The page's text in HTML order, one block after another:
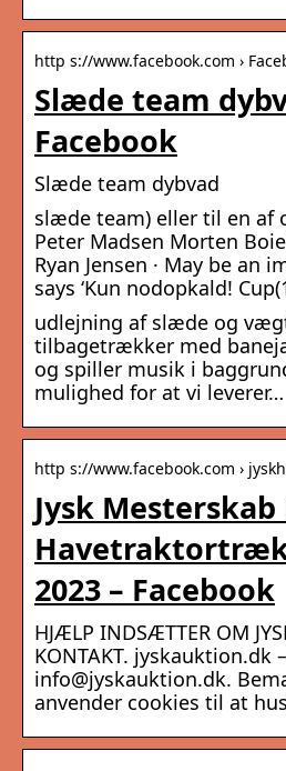
http s://www.facebook.com ›
Slæde team
Facebook
Slæde team dybvad
slæde team) eller til en af
Peter Madsen Morten
Ryan Jensen · May be an
says ‘Kun nodopkald!
udlejning af slæde og
tilbagetrækker med
og spiller musik i
mulighed for at vi leverer…
http s://www.facebook.com ›
Jysk Mesterskab
2023 – Facebook
HJÆLP INDSÆTTER OM
KONTAKT. jyskauktion.dk
info@jyskauktion.dk.
anvender cookies til at